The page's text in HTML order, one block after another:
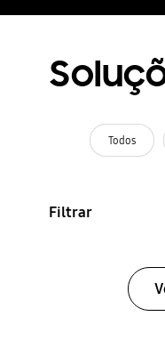
Todos
Filtrar